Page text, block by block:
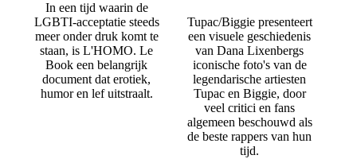
In een tijd waarin de
LGBTI-acceptatie steeds
meer onder druk komt te
staan, is L'HOMO. Le
Book een belangrijk
document dat erotiek,
humor en lef uitstraalt.
Tupac/Biggie presenteert
een visuele geschiedenis
van Dana Lixenbergs
iconische foto's van de
legendarische artiesten
Tupac en Biggie, door
veel critici en fans
algemeen beschouwd als
de beste rappers van hun
tijd.